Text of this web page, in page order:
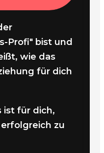
Profi" bist und
wie das
für dich
ist für dich,
zu